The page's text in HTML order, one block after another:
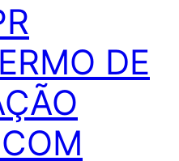
DE